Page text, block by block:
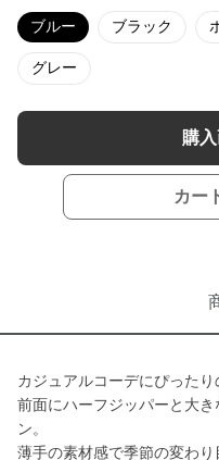
ブルー ブラック
グレー
購
カー
カジュアルコーデにぴったり
前面にハーフジッパーと大
ン。
薄手の素材感で季節の変わ